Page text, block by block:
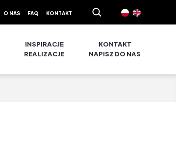
O NAS FAQ KONTAKT
INSPIRACJE
REALIZACJE
KONTAKT
NAPISZ DO NAS